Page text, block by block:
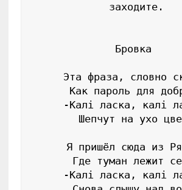
заходите.
Бровка